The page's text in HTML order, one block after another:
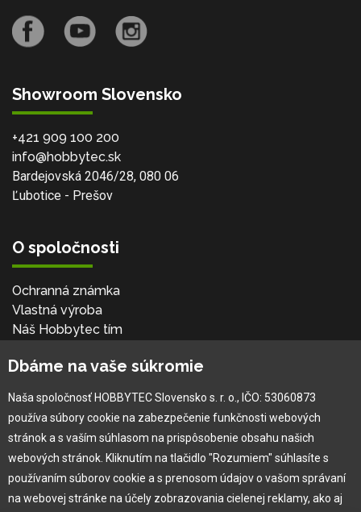
Showroom Slovensko
+421 909 100 200
info@hobbytec.sk
Bardejovská 2046/28, 080 06
Ľubotice - Prešov
O spoločnosti
Ochranná známka
Vlastná výroba
Náš Hobbytec tím
Naša história
Pre zákazníka
Garancia najlepšej ceny
Užívateľský manuál
Dbáme na vaše súkromie
Naša spoločnosť HOBBYTEC Slovensko s. r. o., IČO: 53060873
používa súbory cookie na zabezpečenie funkčnosti webových
stránok a s vaším súhlasom na prispôsobenie obsahu našich
webových stránok. Kliknutím na tlačidlo "Rozumiem" súhlasíte s
používaním súborov cookie a s prenosom údajov o vašom správaní
na webovej stránke na účely zobrazovania cielenej reklamy, ako aj